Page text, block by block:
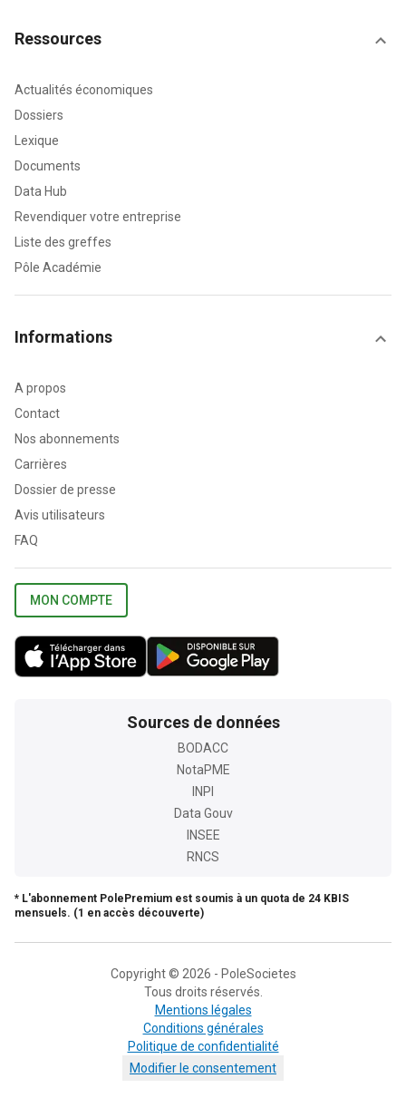
Ressources
Actualités économiques
Dossiers
Lexique
Documents
Data Hub
Revendiquer votre entreprise
Liste des greffes
Pôle Académie
Informations
A propos
Contact
Nos abonnements
Carrières
Dossier de presse
Avis utilisateurs
FAQ
MON COMPTE
Sources de données
BODACC
NotaPME
INPI
Data Gouv
INSEE
RNCS
* L'abonnement PolePremium est soumis à un quota de 24 KBIS
mensuels. (1 en accès découverte)
Copyright © 2026 - PoleSocietes
Tous droits réservés.
Mentions légales
Conditions générales
Politique de confidentialité
Modifier le consentement